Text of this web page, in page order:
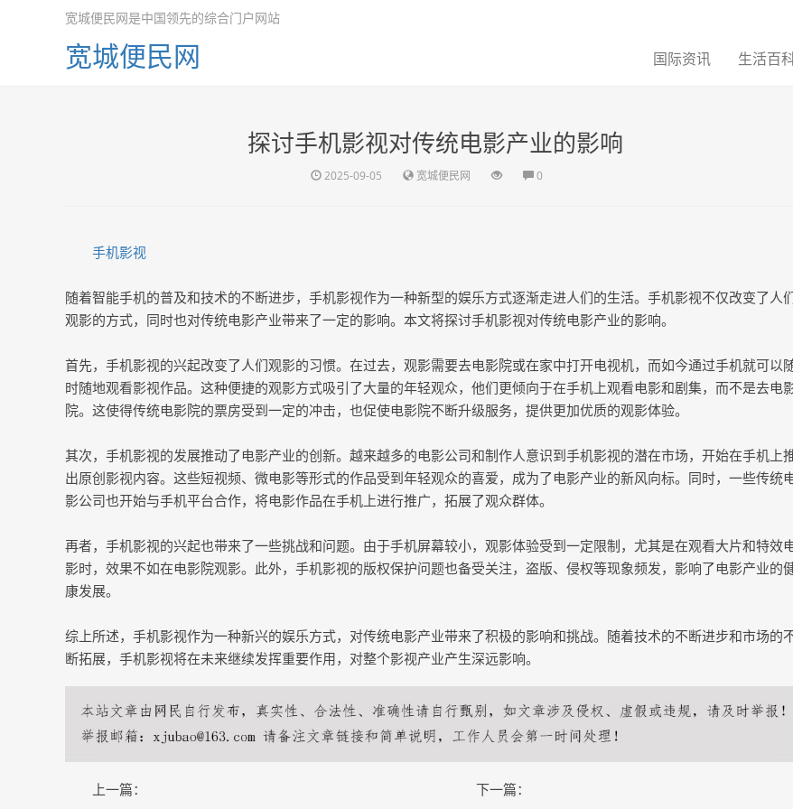
宽城便民网是中国领先的综合门户网站
宽城便民网 国际资讯 生活百
探讨手机影视对传统电影产业的影响
2025-09-05 宽城便民网 0
手机影视
随着智能手机的普及和技术的不断进步，手机影视作为一种新型的娱乐方式逐渐走进人们的生活。手机影视不仅改变了人
观影的方式，同时也对传统电影产业带来了一定的影响。本文将探讨手机影视对传统电影产业的影响。
首先，手机影视的兴起改变了人们观影的习惯。在过去，观影需要去电影院或在家中打开电视机，而如今通过手机就可以
时随地观看影视作品。这种便捷的观影方式吸引了大量的年轻观众，他们更倾向于在手机上观看电影和剧集，而不是去电
院。这使得传统电影院的票房受到一定的冲击，也促使电影院不断升级服务，提供更加优质的观影体验。
其次，手机影视的发展推动了电影产业的创新。越来越多的电影公司和制作人意识到手机影视的潜在市场，开始在手机上
出原创影视内容。这些短视频、微电影等形式的作品受到年轻观众的喜爱，成为了电影产业的新风向标。同时，一些传统
影公司也开始与手机平台合作，将电影作品在手机上进行推广，拓展了观众群体。
再者，手机影视的兴起也带来了一些挑战和问题。由于手机屏幕较小，观影体验受到一定限制，尤其是在观看大片和特效
影时，效果不如在电影院观影。此外，手机影视的版权保护问题也备受关注，盗版、侵权等现象频发，影响了电影产业的
康发展。
综上所述，手机影视作为一种新兴的娱乐方式，对传统电影产业带来了积极的影响和挑战。随着技术的不断进步和市场的
断拓展，手机影视将在未来继续发挥重要作用，对整个影视产业产生深远影响。
上一篇： 下一篇：